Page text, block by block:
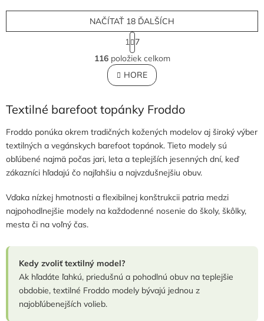
O
v
l
á
a
i
e
p
r
v
y
v
NAČÍTAŤ 18 ĎALŠÍCH
S
t
r
á
n
k
v
a
n
i
e
1 7
116položiek celkom
HORE
Textilné barefoot topánky Froddo
Froddo ponúka okrem tradičných kožených modelov aj široký výber
textilných a vegánskych barefoot topánok. Tieto modely sú
obľúbené najmä počas jari, leta a teplejších jesenných dní, keď
zákazníci hľadajú čo najľahšiu a najvzdušnejšiu obuv.
Vďaka nízkej hmotnosti a flexibilnej konštrukcii patria medzi
najpohodlnejšie modely na každodenné nosenie do školy, škôlky,
mesta či na voľný čas.
Kedy zvoliť textilný model?
Ak hľadáte ľahkú, priedušnú a pohodlnú obuv na teplejšie
obdobie, textilné Froddo modely bývajú jednou z
najobľúbenejších volieb.